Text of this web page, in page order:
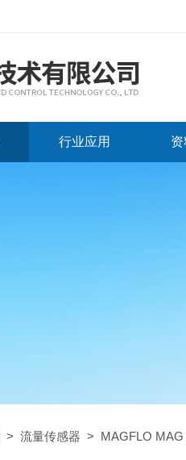
行业应用
> 流量传感器 > MAGFLO MAG